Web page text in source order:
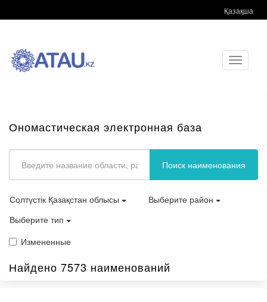
Қазақша
Toggle
Ономастическая электронная база
Поиск наименования
Солтүстік Қазақстан облысы
Выберите район
Выберите тип
Измененные
Найдено 7573 наименований